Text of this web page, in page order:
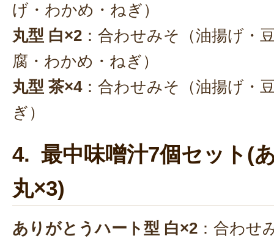
げ・わかめ・ねぎ）
丸型 白×2 ：合わせみそ（油揚げ・
腐・わかめ・ねぎ）
丸型 茶×4：合わせみそ（油揚げ・
ぎ）
4. 最中味噌汁7個セット(
丸×3)
ありがとうハート型 白×2 ：合わせ